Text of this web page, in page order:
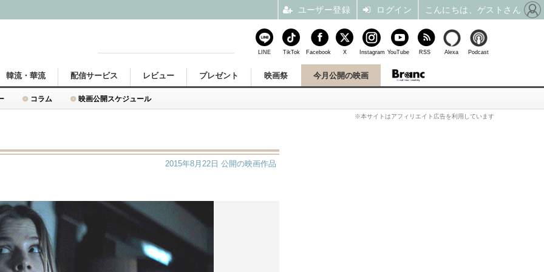
コラム 映画公開スケジュール
韓流・華流 配信サービス レビュー プレゼント 映画祭 今月公開の映画
※本サイトはアフィリエイト広告を利用しています
2015年8月22日 公開の映画作品
LINE TikTok Facebook X Instagram YouTube RSS Alexa Podcast
ユーザー登録 ログイン こんにちは、ゲストさん